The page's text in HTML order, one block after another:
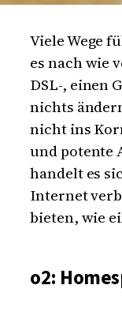
Viele Wege
es nach wie
DSL-, einen
nichts
nicht ins
und potente
handelt es
Internet
bieten, wie
o2: